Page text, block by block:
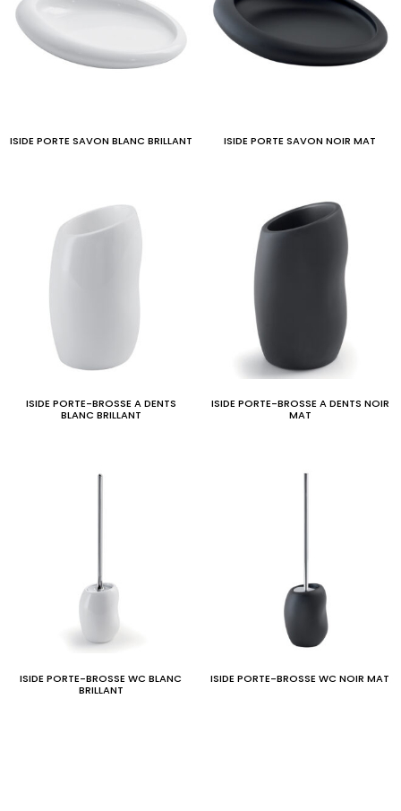
ISIDE PORTE SAVON BLANC BRILLANT ISIDE PORTE SAVON NOIR MAT
ISIDE PORTE-BROSSE A DENTS
BLANC BRILLANT
ISIDE PORTE-BROSSE A DENTS NOIR
MAT
ISIDE PORTE-BROSSE WC BLANC
BRILLANT
ISIDE PORTE-BROSSE WC NOIR MAT